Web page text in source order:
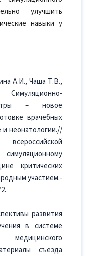
улучшить
навыки у
А.И., Чаша Т.В.,
– новое
врачебных
и неонатологии.//
критических
участием.-
развития
в системе
медицинского
съезда